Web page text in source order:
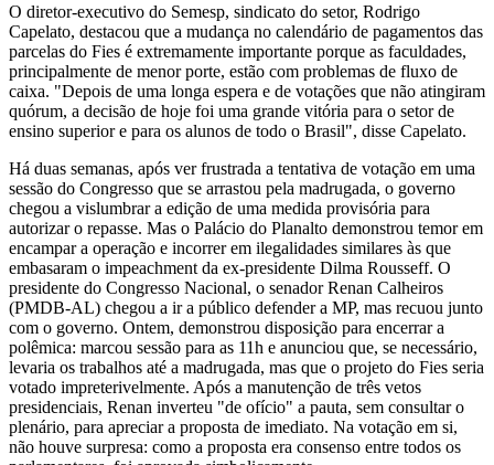
O diretor-executivo do Semesp, sindicato do setor, Rodrigo
Capelato, destacou que a mudança no calendário de pagamentos das
parcelas do Fies é extremamente importante porque as faculdades,
principalmente de menor porte, estão com problemas de fluxo de
caixa. "Depois de uma longa espera e de votações que não atingiram
quórum, a decisão de hoje foi uma grande vitória para o setor de
ensino superior e para os alunos de todo o Brasil", disse Capelato.
Há duas semanas, após ver frustrada a tentativa de votação em uma
sessão do Congresso que se arrastou pela madrugada, o governo
chegou a vislumbrar a edição de uma medida provisória para
autorizar o repasse. Mas o Palácio do Planalto demonstrou temor em
encampar a operação e incorrer em ilegalidades similares às que
embasaram o impeachment da ex-presidente Dilma Rousseff. O
presidente do Congresso Nacional, o senador Renan Calheiros
(PMDB-AL) chegou a ir a público defender a MP, mas recuou junto
com o governo. Ontem, demonstrou disposição para encerrar a
polêmica: marcou sessão para as 11h e anunciou que, se necessário,
levaria os trabalhos até a madrugada, mas que o projeto do Fies seria
votado impreterivelmente. Após a manutenção de três vetos
presidenciais, Renan inverteu "de ofício" a pauta, sem consultar o
plenário, para apreciar a proposta de imediato. Na votação em si,
não houve surpresa: como a proposta era consenso entre todos os